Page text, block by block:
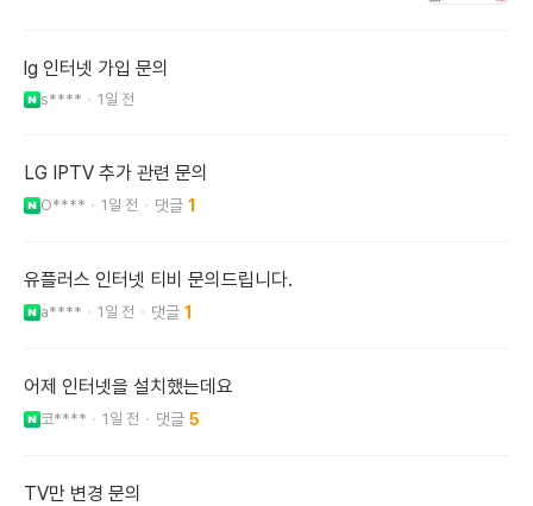
lg 인터넷 가입 문의
s**** 1일 전
LG IPTV 추가 관련 문의
O**** 1일 전 1
유플러스 인터넷 티비 문의드립니다.
a**** 1일 전 1
어제 인터넷을 설치했는데요
코**** 1일 전 5
TV만 변경 문의